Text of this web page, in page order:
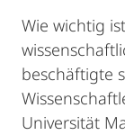
Wie wichtig
beschäftigte
Universität